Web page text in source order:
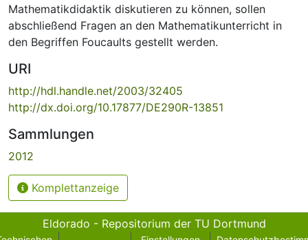
Mathematikdidaktik diskutieren zu können, sollen
abschließend Fragen an den Mathematikunterricht in
den Begriffen Foucaults gestellt werden.
URI
http://hdl.handle.net/2003/32405
http://dx.doi.org/10.17877/DE290R-13851
Sammlungen
2012
Komplettanzeige
Eldorado - Repositorium der TU Dortmund